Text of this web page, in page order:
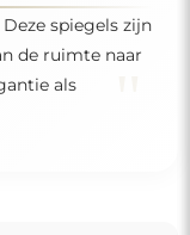
spiegels zijn
de ruimte naar
als